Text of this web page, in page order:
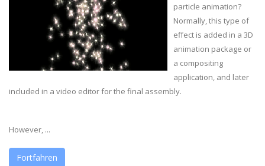
particle animation?
Normally, this type of
effect is added in a 3D
animation package or
a compositing
application, and later
included in a video editor for the final assembly.
However, ...
Fortfahren